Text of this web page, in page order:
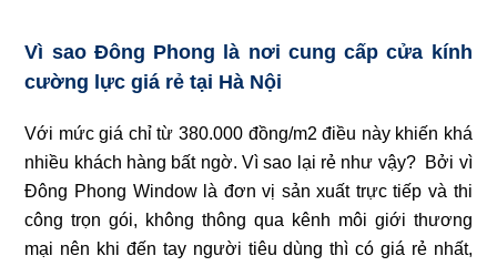
Vì sao Đông Phong là nơi cung cấp cửa kính
cường lực giá rẻ tại Hà Nội
Với mức giá chỉ từ 380.000 đồng/m2 điều này khiến khá
nhiều khách hàng bất ngờ. Vì sao lại rẻ như vậy? Bởi vì
Đông Phong Window là đơn vị sản xuất trực tiếp và thi
công trọn gói, không thông qua kênh môi giới thương
mại nên khi đến tay người tiêu dùng thì có giá rẻ nhất,